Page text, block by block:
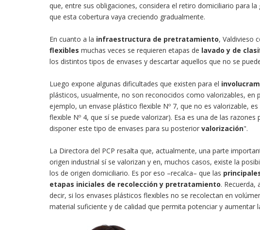
que, entre sus obligaciones, considera el retiro domiciliario para
que esta cobertura vaya creciendo gradualmente.
En cuanto a la infraestructura de pretratamiento, Valdivieso
flexibles muchas veces se requieren etapas de lavado y de
los distintos tipos de envases y descartar aquellos que no se
Luego expone algunas dificultades que existen para el
plásticos, usualmente, no son reconocidos como valorizables,
ejemplo, un envase plástico flexible Nº 7, que no es valorizable,
flexible Nº 4, que sí se puede valorizar). Esa es una de las
disponer este tipo de envases para su posterior valorización".
La Directora del PCP resalta que, actualmente, una parte
origen industrial sí se valorizan y en, muchos casos, existe la
los de origen domiciliario. Es por eso –recalca– que las
etapas iniciales de recolección y pretratamiento. Recuerda,
decir, si los envases plásticos flexibles no se recolectan en
material suficiente y de calidad que permita potenciar y aumentar